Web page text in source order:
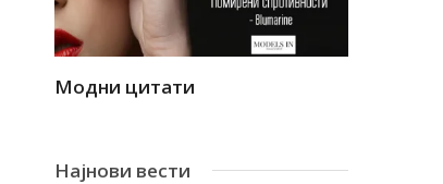
Модни цитати
Најнови вести